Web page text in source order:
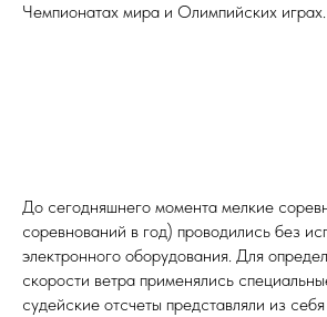
Чемпионатах мира и Олимпийских играх.
До сегодняшнего момента мелкие
соревнований в год) проводились без
электронного оборудования. Для
скорости ветра применялись
судейские отсчеты представляли из